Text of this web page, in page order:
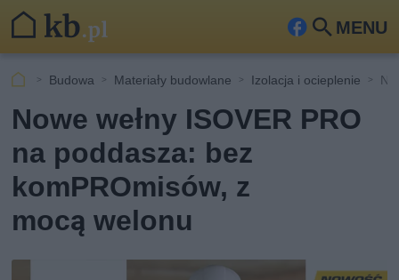
MENU
Fa
ook
Szu
kaj
Budowa Materiały budowlane Izolacja i ocieplenie
Nowe wełny ISOVER PRO
na poddasza: bez
komPROmisów, z
mocą welonu